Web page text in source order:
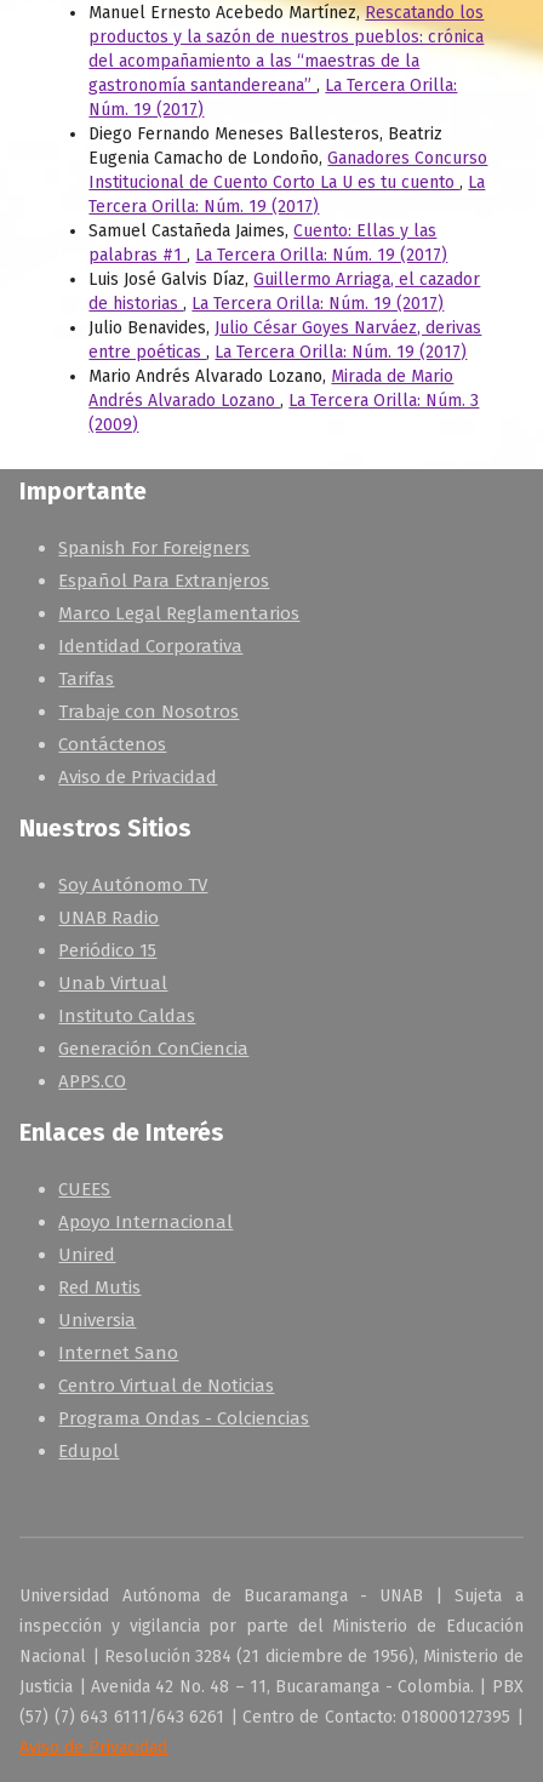
Manuel Ernesto Acebedo Martínez,Rescatando los
productos y la sazón de nuestros pueblos: crónica
del acompañamiento a las “maestras de la
gastronomía santandereana”, La Tercera Orilla:
Núm. 19 (2017)
Diego Fernando Meneses Ballesteros, Beatriz
Eugenia Camacho de Londoño,Ganadores Concurso
Institucional de Cuento Corto La U es tu cuento, La
Tercera Orilla: Núm. 19 (2017)
Samuel Castañeda Jaimes,Cuento: Ellas y las
palabras #1, La Tercera Orilla: Núm. 19 (2017)
Luis José Galvis Díaz,Guillermo Arriaga, el cazador
de historias, La Tercera Orilla: Núm. 19 (2017)
Julio Benavides, Julio César Goyes Narváez, derivas
entre poéticas, La Tercera Orilla: Núm. 19 (2017)
Mario Andrés Alvarado Lozano, Mirada de Mario
Andrés Alvarado Lozano, La Tercera Orilla: Núm. 3
(2009)
Importante
Spanish For Foreigners
Español Para Extranjeros
Marco Legal Reglamentarios
Identidad Corporativa
Tarifas
Trabaje con Nosotros
Contáctenos
Aviso de Privacidad
Nuestros Sitios
Soy Autónomo TV
UNAB Radio
Periódico 15
Unab Virtual
Instituto Caldas
Generación ConCiencia
APPS.CO
Enlaces de Interés
CUEES
Apoyo Internacional
Unired
Red Mutis
Universia
Internet Sano
Centro Virtual de Noticias
Programa Ondas - Colciencias
Edupol
Universidad Autónoma de Bucaramanga - UNAB | Sujeta a
inspección y vigilancia por parte del Ministerio de Educación
Nacional | Resolución 3284 (21 diciembre de 1956), Ministerio de
Justicia | Avenida 42 No. 48 – 11, Bucaramanga - Colombia. | PBX
(57) (7) 643 6111/643 6261 | Centro de Contacto: 018000127395 |
Aviso de Privacidad